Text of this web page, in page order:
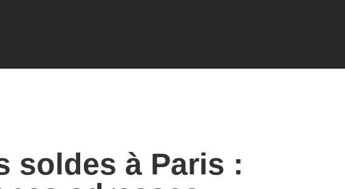
soldes à Paris :